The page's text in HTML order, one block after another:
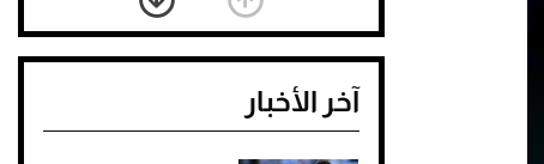
نرى المستقبل من خلال
تصميماتنا.. كيف حجزت 1886
آخر الأخبار